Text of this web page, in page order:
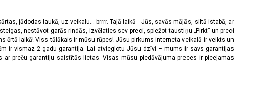
jādodas laukā, uz veikalu... brrrr. Tajā laikā - Jūs, savās mājās, siltā istabā, ar
nestāvot garās rindās, izvēlaties sev preci, spiežot taustiņu „Pirkt” un preci
ērtā laikā! Viss tālākais ir mūsu rūpes! Jūsu pirkums interneta veikalā ir veikts un
ir vismaz 2 gadu garantija. Lai atvieglotu Jūsu dzīvi – mums ir savs garantijas
preču garantiju saistītās lietas. Visas mūsu piedāvājuma preces ir pieejamas